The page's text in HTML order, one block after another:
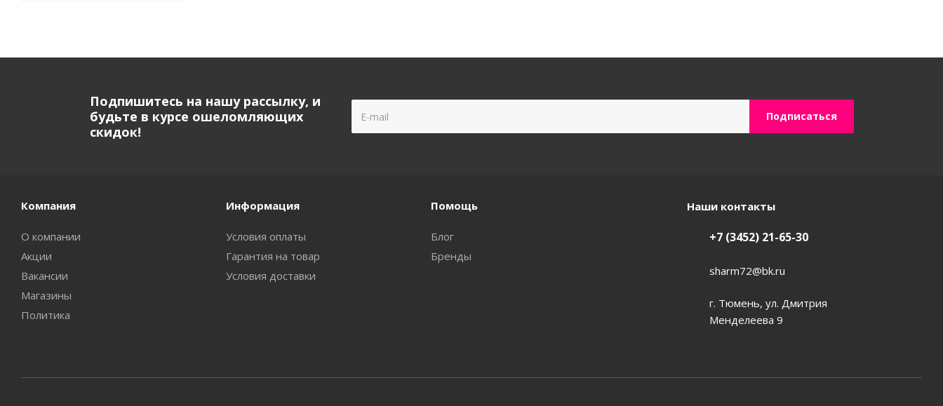
Подпишитесь на нашу рассылку, и
будьте в курсе ошеломляющих
скидок!
Компания
О компании
Акции
Вакансии
Магазины
Политика
Информация
Условия оплаты
Гарантия на товар
Условия доставки
Помощь
Блог
Бренды
Наши контакты
+7 (3452) 21-65-30
sharm72@bk.ru
г. Тюмень, ул. Дмитрия
Менделеева 9